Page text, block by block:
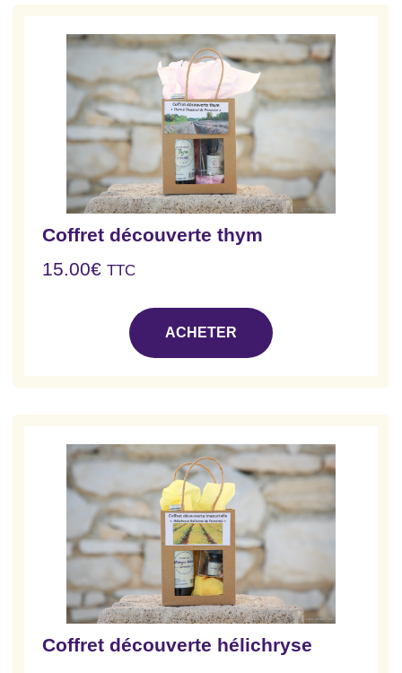
Coffret découverte thym
15.00€ TTC
ACHETER
Coffret découverte hélichryse